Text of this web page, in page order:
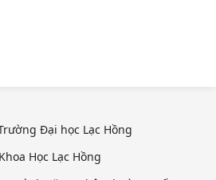
Đại học Lạc Hồng
Học Lạc Hồng